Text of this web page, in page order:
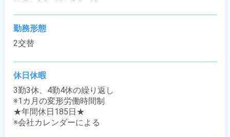
勤務形態
2交替
休日休暇
3勤3休、4勤4休の繰り返し
※1カ月の変形労働時間制
★年間休日185日★
※会社カレンダーによる